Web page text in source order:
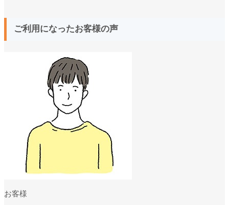
ご利用になったお客様の声
お客様